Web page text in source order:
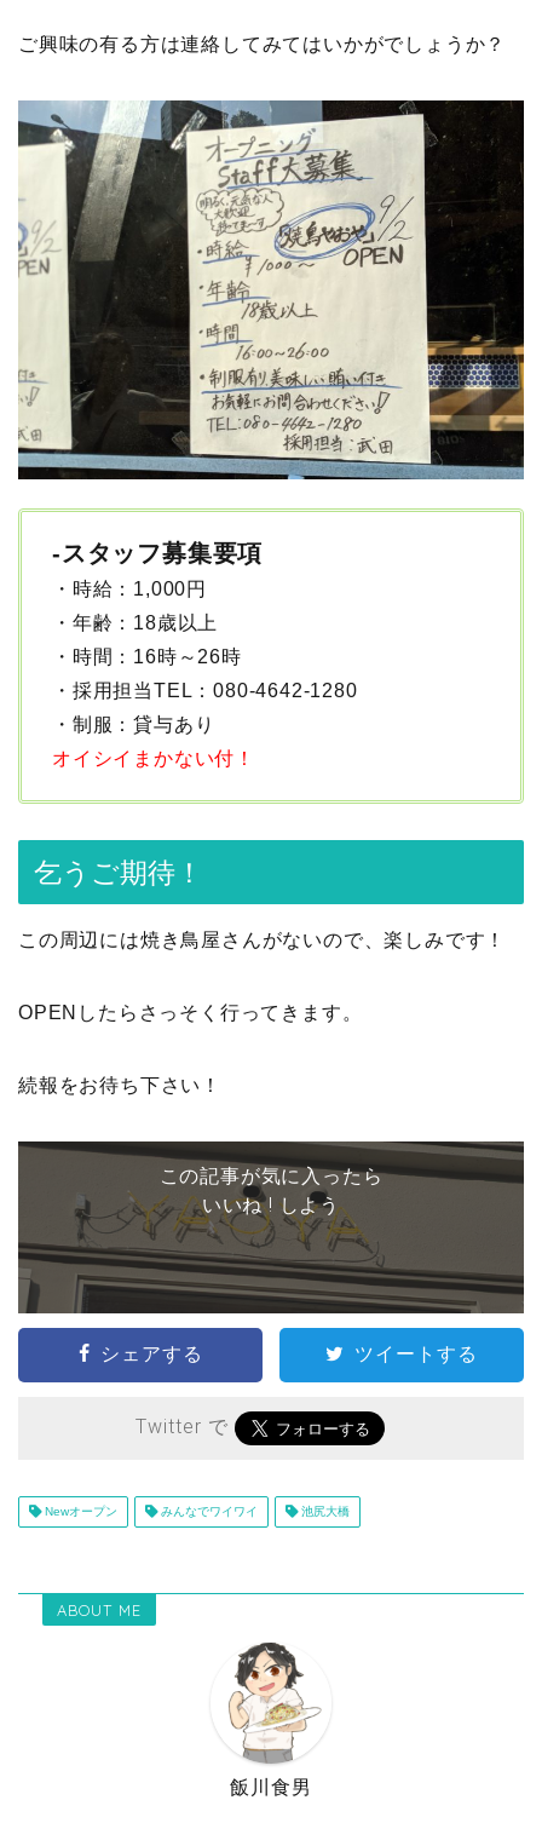
ご興味の有る方は連絡してみてはいかがでしょうか？
-スタッフ募集要項
・時給：1,000円
・年齢：18歳以上
・時間：16時～26時
・採用担当TEL：080-4642-1280
・制服：貸与あり
オイシイまかない付！
乞うご期待！
この周辺には焼き鳥屋さんがないので、楽しみです！
OPENしたらさっそく行ってきます。
続報をお待ち下さい！
この記事が気に入ったら
いいね ! しよう
シェアする ツイートする
Twitter で
Newオープン みんなでワイワイ 池尻大橋
ABOUT ME
飯川食男